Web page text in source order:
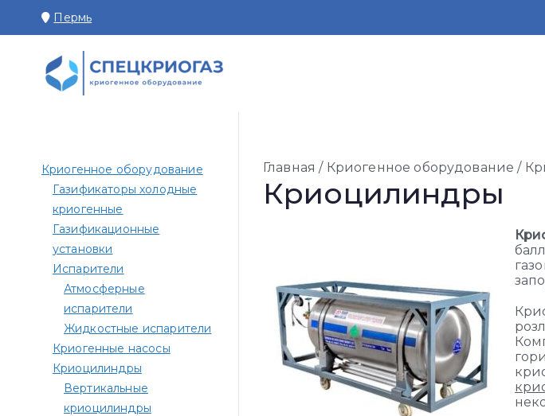
содержимому
Пермь
Производство и поставки криогенного оборудования,
Главная / Криогенное оборудование /
Криоцилиндры
Криогенное оборудование
Газификаторы холодные
криогенные
Газификационные
установки
Испарители
Атмосферные
испарители
Жидкостные испарители
Криогенные насосы
Криоцилиндры
Вертикальные
криоцилиндры